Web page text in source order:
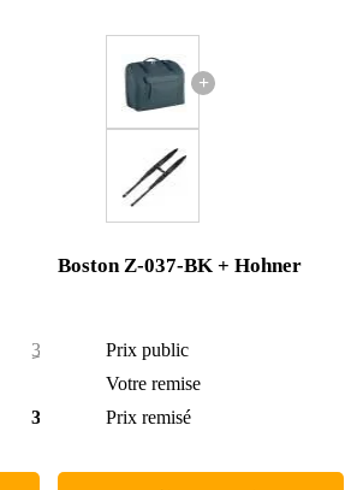
3 383 €
3 373 €
+
Boston Z-037-BK + Hohner
Prix public
Votre remise
Prix remisé